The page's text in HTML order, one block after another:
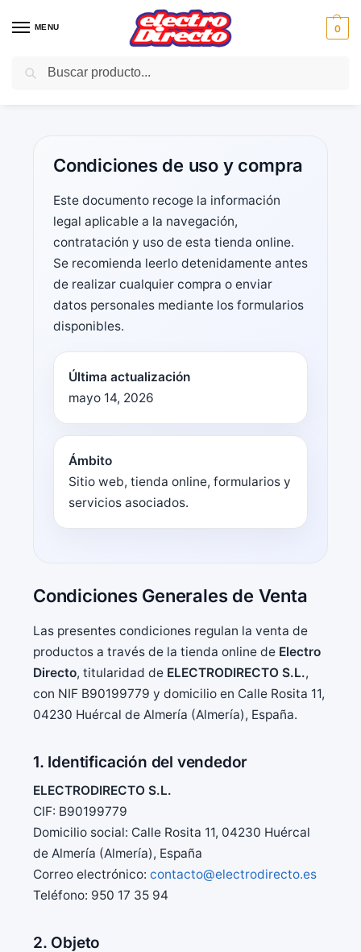
MENU 0
Inicio Condiciones de uso y compra
Condiciones de uso y compra
Este documento recoge la información
legal aplicable a la navegación,
contratación y uso de esta tienda online.
Se recomienda leerlo detenidamente antes
de realizar cualquier compra o enviar
datos personales mediante los formularios
disponibles.
Última actualización
mayo 14, 2026
Ámbito
Sitio web, tienda online, formularios y
servicios asociados.
Condiciones Generales de Venta
Las presentes condiciones regulan la venta de
productos a través de la tienda online de Electro
Directo, titularidad de ELECTRODIRECTO S.L.,
con NIF B90199779 y domicilio en Calle Rosita 11,
04230 Huércal de Almería (Almería), España.
1. Identificación del vendedor
ELECTRODIRECTO S.L.
CIF: B90199779
Domicilio social: Calle Rosita 11, 04230 Huércal
de Almería (Almería), España
Correo electrónico: contacto@electrodirecto.es
Teléfono: 950 17 35 94
2. Objeto